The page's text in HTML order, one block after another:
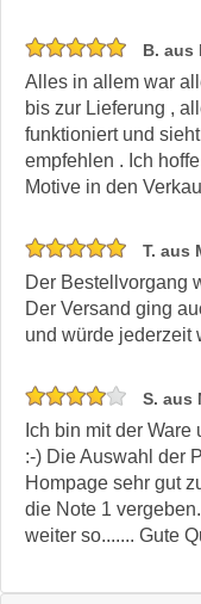
B. aus
Alles in allem war
bis zur Lieferung ,
funktioniert und
empfehlen . Ich
Motive in den
T. aus
Der Bestellvorgang
Der Versand ging
und würde jederzeit
S. aus
Ich bin mit der
:-) Die Auswahl der
Hompage sehr gut
die Note 1
weiter so....... Gute